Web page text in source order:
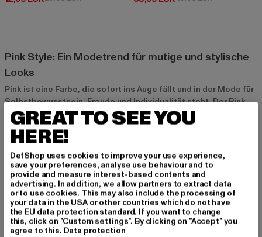
Pink Style: Ein Modetrend für mutige und stylische
Looks
Pink ist eine Farbe, die sofort ins Auge fällt und in der Mode für
Selbstbewusstsein, Freude und Individualität steht. Der Pink
Style hat sich in den letzten Jahren zu einem echten Trend
entwickelt, der von casual bis chic in fast jeden Look passt. Ob
als kräftiger Akzent oder als dominierender Farbton – bei Def-
Shop findest du eine große Auswahl an pinken
Kleidungsstücken und Accessoires, die deinen Style perfekt
unterstreichen.
Warum Pink ein Must-have in der Mode ist
Vielseitigkeit und Ausdrucksstärke
GREAT TO SEE YOU
HERE!
DefShop uses cookies to improve your use experience,
save your preferences, analyse use behaviour and to
provide and measure interest-based contents and
advertising. In addition, we allow partners to extract data
or to use cookies. This may also include the processing of
your data in the USA or other countries which do not have
the EU data protection standard. If you want to change
this, click on "Custom settings". By clicking on "Accept" you
agree to this. Data protection